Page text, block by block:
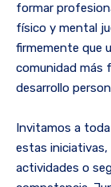
formar
físico y mental
firmemente que
comunidad más
desarrollo
Invitamos a
estas
actividades o